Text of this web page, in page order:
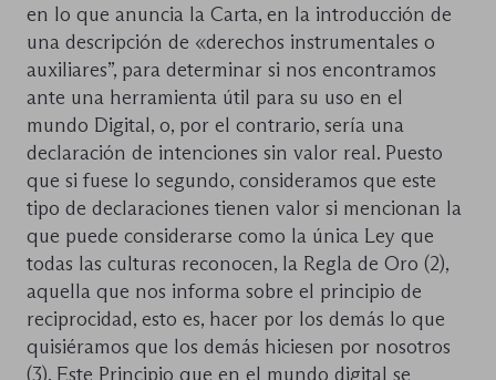
en lo que anuncia la Carta, en la introducción de
una descripción de «derechos instrumentales o
auxiliares”, para determinar si nos encontramos
ante una herramienta útil para su uso en el
mundo Digital, o, por el contrario, sería una
declaración de intenciones sin valor real. Puesto
que si fuese lo segundo, consideramos que este
tipo de declaraciones tienen valor si mencionan la
que puede considerarse como la única Ley que
todas las culturas reconocen, la Regla de Oro (2),
aquella que nos informa sobre el principio de
reciprocidad, esto es, hacer por los demás lo que
quisiéramos que los demás hiciesen por nosotros
(3). Este Principio que en el mundo digital se